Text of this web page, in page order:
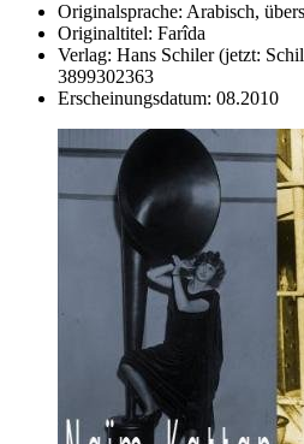
Originalsprache: Arabisch,
Originaltitel: Farîda
Verlag: Hans Schiler (jetzt:
3899302363
Erscheinungsdatum: 08.2010